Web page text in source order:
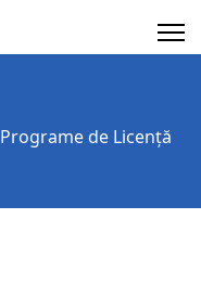
Programe de Licență